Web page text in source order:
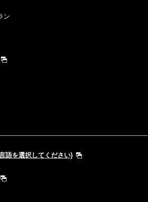
ン
語を選択してください)